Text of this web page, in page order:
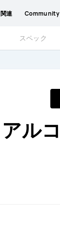
連 Community
スペック
ルコ